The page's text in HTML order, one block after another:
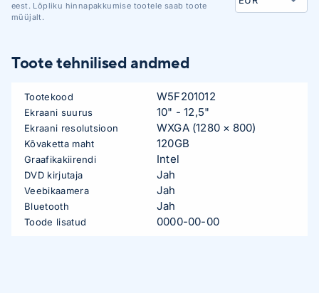
eest. Lõpliku hinnapakkumise tootele saab toote
müüjalt.
Toote tehnilised andmed
Tootekood W5F201012
Ekraani suurus 10" - 12,5"
Ekraani resolutsioon WXGA (1280 × 800)
Kõvaketta maht 120GB
Graafikakiirendi Intel
DVD kirjutaja Jah
Veebikaamera Jah
Bluetooth Jah
Toode lisatud 0000-00-00